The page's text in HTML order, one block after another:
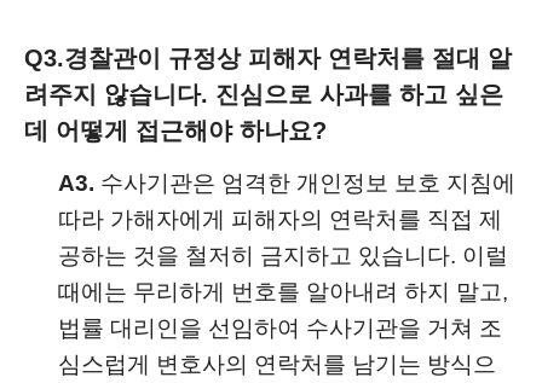
Q3.경찰관이 규정상 피해자 연락처를 절대 알
려주지 않습니다. 진심으로 사과를 하고 싶은
데 어떻게 접근해야 하나요?
A3. 수사기관은 엄격한 개인정보 보호 지침에
따라 가해자에게 피해자의 연락처를 직접 제
공하는 것을 철저히 금지하고 있습니다. 이럴
때에는 무리하게 번호를 알아내려 하지 말고,
법률 대리인을 선임하여 수사기관을 거쳐 조
심스럽게 변호사의 연락처를 남기는 방식으